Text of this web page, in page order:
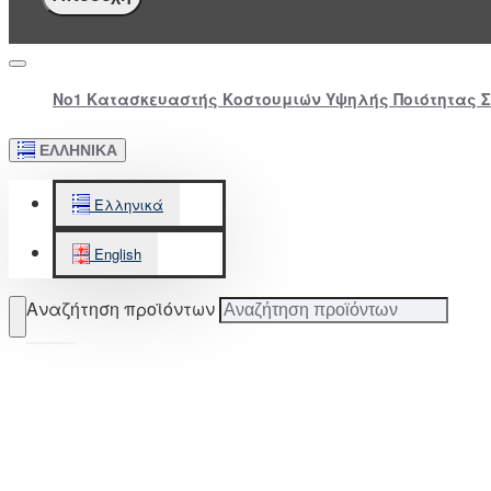
Νο1 Κατασκευαστής Κοστουμιών Υψηλής Ποιότητας
ΕΛΛΗΝΙΚΆ
Ελληνικά
English
Αναζήτηση προϊόντων